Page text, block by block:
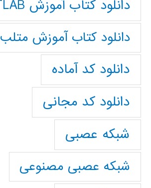
دانلود کتاب آموزش MATLAB
دانلود کتاب آموزش متلب
دانلود کد آماده
دانلود کد مجانی
شبکه عصبی
شبکه عصبی مصنوعی